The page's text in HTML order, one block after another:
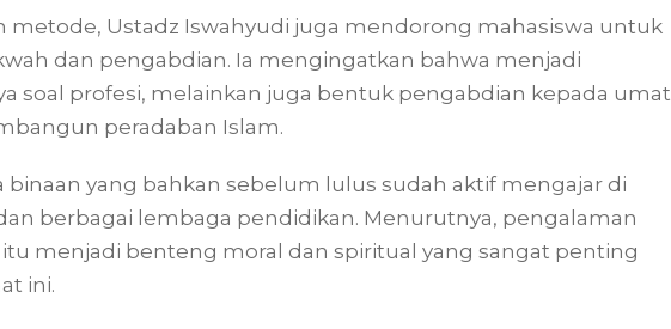
metode, Ustadz Iswahyudi juga mendorong mahasiswa untuk
dan pengabdian. Ia mengingatkan bahwa menjadi
soal profesi, melainkan juga bentuk pengabdian kepada umat
peradaban Islam.
yang bahkan sebelum lulus sudah aktif mengajar di
berbagai lembaga pendidikan. Menurutnya, pengalaman
menjadi benteng moral dan spiritual yang sangat penting
ini.